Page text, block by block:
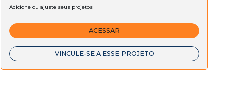
Adicione ou ajuste seus projetos
ACESSAR
VINCULE-SE A ESSE PROJETO